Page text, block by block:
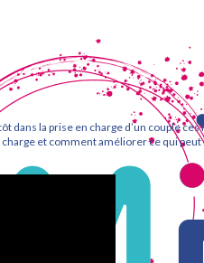
dans la prise en charge d’un couple
et comment améliorer ce qui